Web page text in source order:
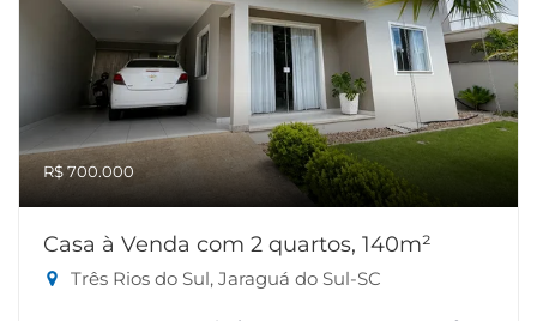
R$ 700.000
Casa à Venda com 2 quartos, 140m²
Três Rios do Sul, Jaraguá do Sul-SC